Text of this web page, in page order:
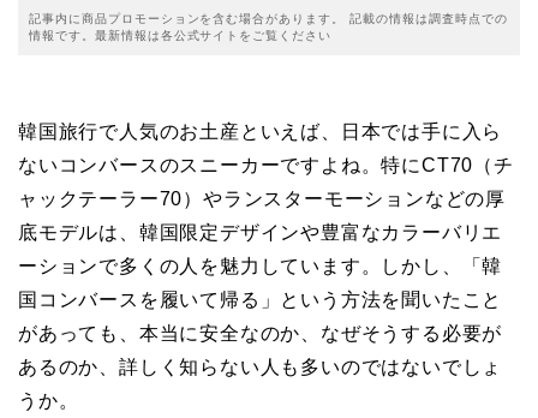
記事内に商品プロモーションを含む場合があります。 記載の情報は調査時点での
情報です。最新情報は各公式サイトをご覧ください
韓国旅行で人気のお土産といえば、日本では手に入ら
ないコンバースのスニーカーですよね。特にCT70（チ
ャックテーラー70）やランスターモーションなどの厚
底モデルは、韓国限定デザインや豊富なカラーバリエ
ーションで多くの人を魅力しています。しかし、「韓
国コンバースを履いて帰る」という方法を聞いたこと
があっても、本当に安全なのか、なぜそうする必要が
あるのか、詳しく知らない人も多いのではないでしょ
うか。